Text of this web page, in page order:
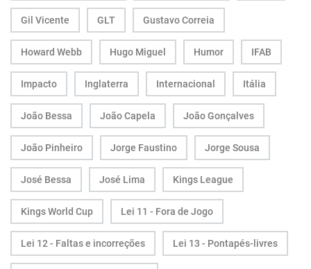
Gil Vicente GLT Gustavo Correia
Howard Webb Hugo Miguel Humor IFAB
Impacto Inglaterra Internacional Itália
João Bessa João Capela João Gonçalves
João Pinheiro Jorge Faustino Jorge Sousa
José Bessa José Lima Kings League
Kings World Cup Lei 11 - Fora de Jogo
Lei 12 - Faltas e incorreções Lei 13 - Pontapés-livres